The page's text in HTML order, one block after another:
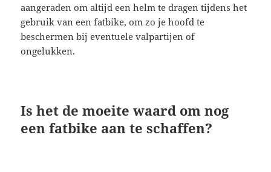
aangeraden om altijd een helm te dragen tijdens het
gebruik van een fatbike, om zo je hoofd te
beschermen bij eventuele valpartijen of
ongelukken.
Is het de moeite waard om nog
een fatbike aan te schaffen?